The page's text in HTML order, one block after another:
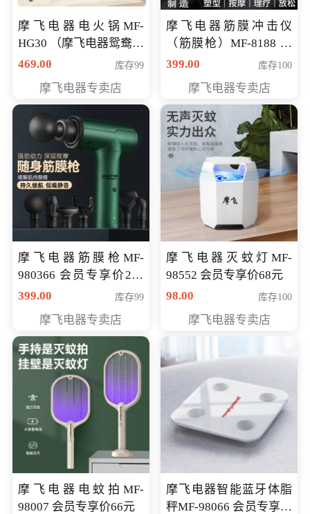
摩飞电器电火锅MF-
HG30 （摩飞电器鸳鸯锅
MF-HG30 ） 会员专享价
469.00 库存99
摩飞电器专卖店
摩飞电器筋膜冲击仪
（筋膜枪）MF-8188 会
员专享价268元
399.00 库存100
摩飞电器专卖店
摩飞电器筋膜枪MF-
980366 会员专享价299
元
399.00 库存99
摩飞电器专卖店
摩飞电器灭蚊灯MF-
98552 会员专享价68元
98.00
库存100
摩飞电器专卖店
摩飞电器电蚊拍MF-
98007 会员专享价66元
摩飞电器智能蓝牙体脂
秤MF-98066 会员专享价